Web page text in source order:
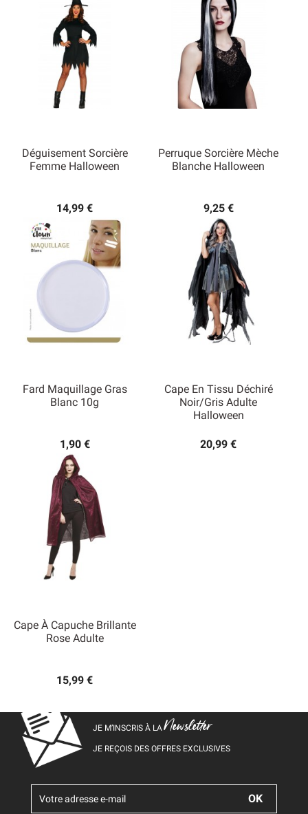
Déguisement Sorcière
Femme Halloween
14,99 €
Perruque Sorcière Mèche
Blanche Halloween
9,25 €
Fard Maquillage Gras
Blanc 10g
1,90 €
Cape En Tissu Déchiré
Noir/gris Adulte
Halloween
20,99 €
Cape À Capuche Brillante
Rose Adulte
15,99 €
JE M’INSCRIS À LANewsletter
JE REÇOIS DES OFFRES EXCLUSIVES